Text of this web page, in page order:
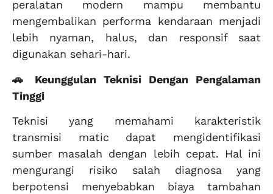
peralatan modern mampu membantu
mengembalikan performa kendaraan menjadi
lebih nyaman, halus, dan responsif saat
digunakan sehari-hari.
🚗 Keunggulan Teknisi Dengan Pengalaman
Tinggi
Teknisi yang memahami karakteristik
transmisi matic dapat mengidentifikasi
sumber masalah dengan lebih cepat. Hal ini
mengurangi risiko salah diagnosa yang
berpotensi menyebabkan biaya tambahan